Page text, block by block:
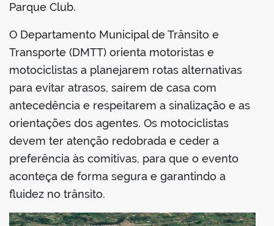
Parque Club.
O Departamento Municipal de Trânsito e
Transporte (DMTT) orienta motoristas e
motociclistas a planejarem rotas alternativas
para evitar atrasos, saírem de casa com
antecedência e respeitarem a sinalização e as
orientações dos agentes. Os motociclistas
devem ter atenção redobrada e ceder a
preferência às comitivas, para que o evento
aconteça de forma segura e garantindo a
fluidez no trânsito.